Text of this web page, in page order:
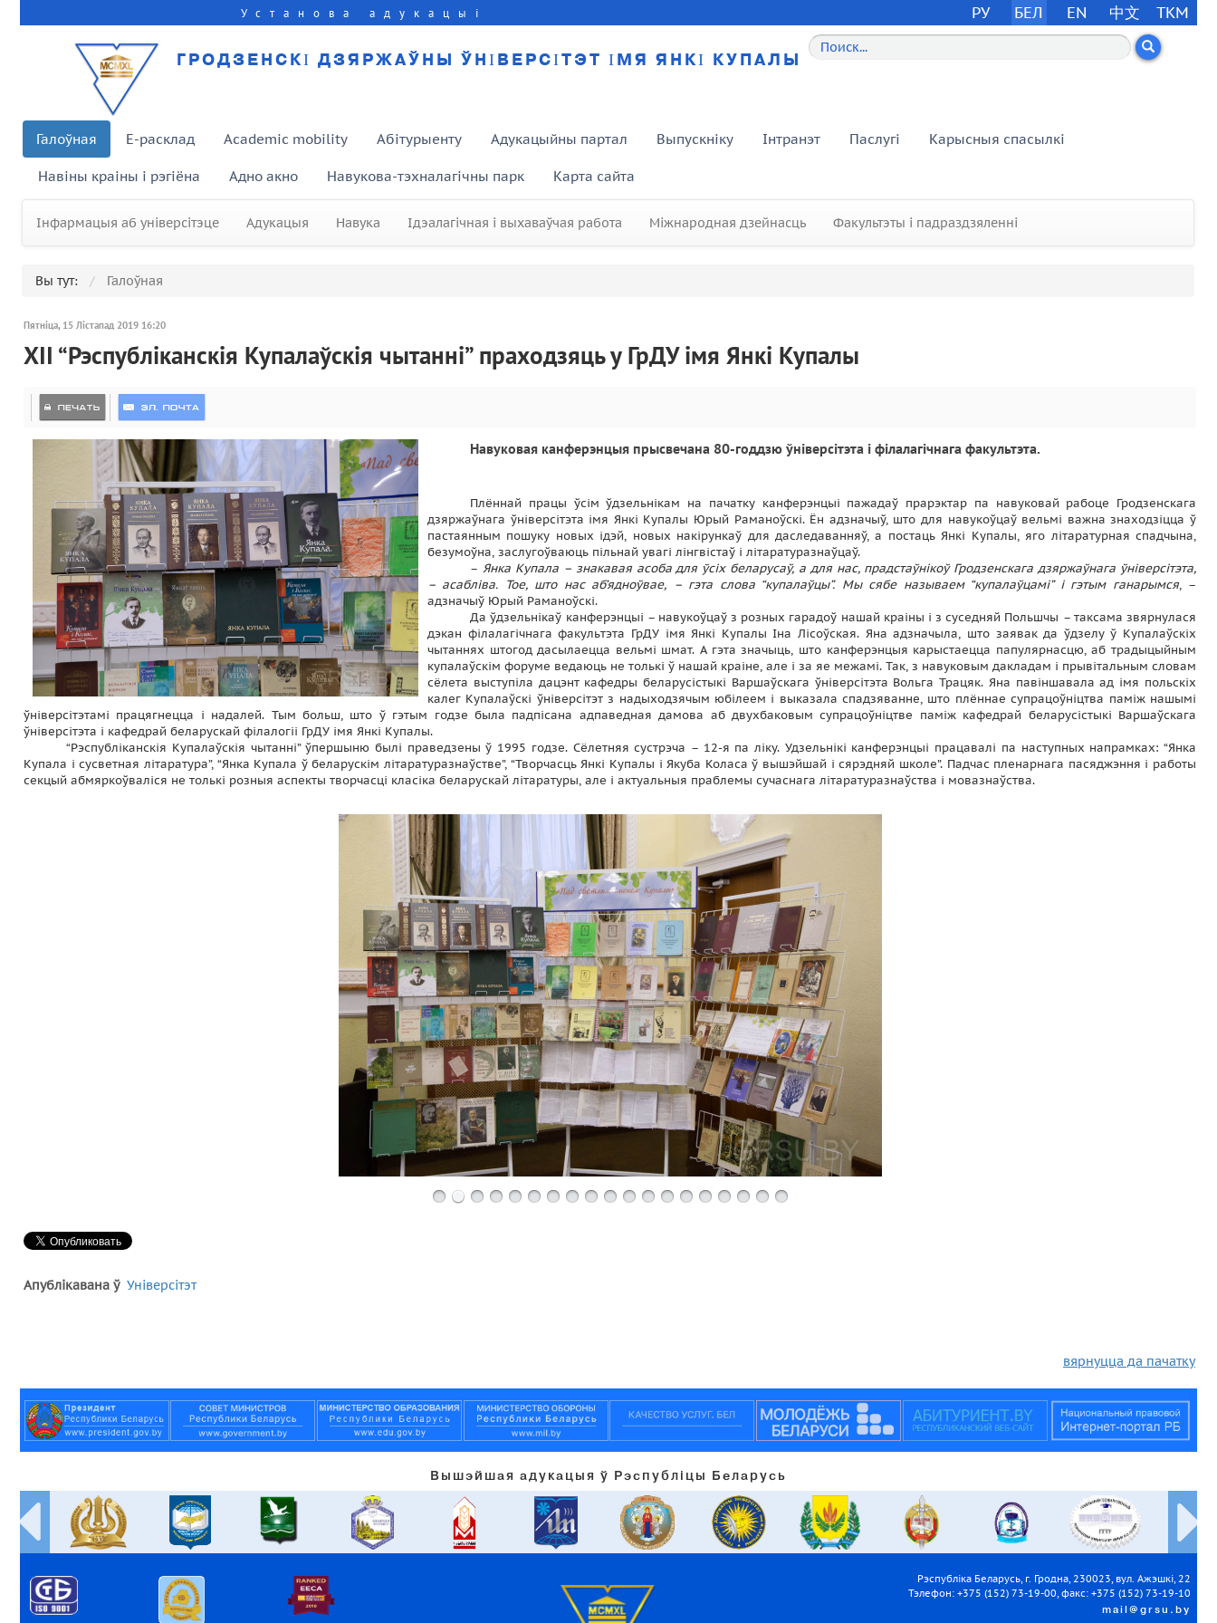
Установа адукацыі РУ БЕЛ EN 中文 TKM
ГРОДЗЕНСКІ ДЗЯРЖАЎНЫ ЎНІВЕРСІТЭТ ІМЯ ЯНКІ КУПАЛЫ
Галоўная E-расклад Academic mobility Абітурыенту Адукацыйны партал Выпускніку Інтранэт Паслугі Карысныя спасылкі
Навіны краіны і рэгіёна Адно акно Навукова-тэхналагічны парк Карта сайта
Інфармацыя аб універсітэце Адукацыя Навука Ідэалагічная і выхаваўчая работа Міжнародная дзейнасць Факультэты і падраздзяленні
Вы тут: Галоўная
Пятніца, 15 Лістапад 2019 16:20
XII “Рэспубліканскія Купалаўскія чытанні” праходзяць у ГрДУ імя Янкі Купалы
Навуковая канферэнцыя прысвечана 80-годдзю ўніверсітэта і філалагічнага факультэта.
Плённай працы ўсім ўдзельнікам на пачатку канферэнцыі пажадаў прарэктар па навуковай рабоце Гродзенскага
дзяржаўнага ўніверсітэта імя Янкі Купалы Юрый Раманоўскі. Ён адзначыў, што для навукоўцаў вельмі важна знаходзіцца ў
пастаянным пошуку новых ідэй, новых накірункаў для даследаванняў, а постаць Янкі Купалы, яго літаратурная спадчына,
безумоўна, заслугоўваюць пільнай увагі лінгвістаў і літаратуразнаўцаў.
– Янка Купала – знакавая асоба для ўсіх беларусаў, а для нас, прадстаўнікоў Гродзенскага дзяржаўнага ўніверсітэта,
– асабліва. Тое, што нас аб’ядноўвае, – гэта слова “купалаўцы”. Мы сябе называем “купалаўцамі” і гэтым ганарымся, –
адзначыў Юрый Раманоўскі.
Да ўдзельнікаў канферэнцыі – навукоўцаў з розных гарадоў нашай краіны і з суседняй Польшчы – таксама звярнулася
дэкан філалагічнага факультэта ГрДУ імя Янкі Купалы Іна Лісоўская. Яна адзначыла, што заявак да ўдзелу ў Купалаўскіх
чытаннях штогод дасылаецца вельмі шмат. А гэта значыць, што канферэнцыя карыстаецца папулярнасцю, аб традыцыйным
купалаўскім форуме ведаюць не толькі ў нашай краіне, але і за яе межамі. Так, з навуковым дакладам і прывітальным словам
сёлета выступіла дацэнт кафедры беларусістыкі Варшаўскага ўніверсітэта Вольга Трацяк. Яна павіншавала ад імя польскіх
калег Купалаўскі ўніверсітэт з надыходзячым юбілеем і выказала спадзяванне, што плённае супрацоўніцтва паміж нашымі
ўніверсітэтамі працягнецца і надалей. Тым больш, што ў гэтым годзе была падпісана адпаведная дамова аб двухбаковым супрацоўніцтве паміж кафедрай беларусістыкі Варшаўскага
ўніверсітэта і кафедрай беларускай філалогіі ГрДУ імя Янкі Купалы.
“Рэспубліканскія Купалаўскія чытанні” ўпершыню былі праведзены ў 1995 годзе. Сёлетняя сустрэча – 12-я па ліку. Удзельнікі канферэнцыі працавалі па наступных напрамках: “Янка
Купала і сусветная літаратура”, “Янка Купала ў беларускім літаратуразнаўстве”, “Творчасць Янкі Купалы і Якуба Коласа ў вышэйшай і сярэдняй школе”. Падчас пленарнага пасяджэння і работы
секцый абмяркоўваліся не толькі розныя аспекты творчасці класіка беларускай літаратуры, але і актуальныя праблемы сучаснага літаратуразнаўства і мовазнаўства.
Апублікавана ў Універсітэт
вярнуцца да пачатку
Вышэйшая адукацыя ў Рэспубліцы Беларусь
Рэспубліка Беларусь, г. Гродна, 230023, вул. Ажэшкі, 22
Тэлефон: +375 (152) 73-19-00, факс: +375 (152) 73-19-10
mail@grsu.by